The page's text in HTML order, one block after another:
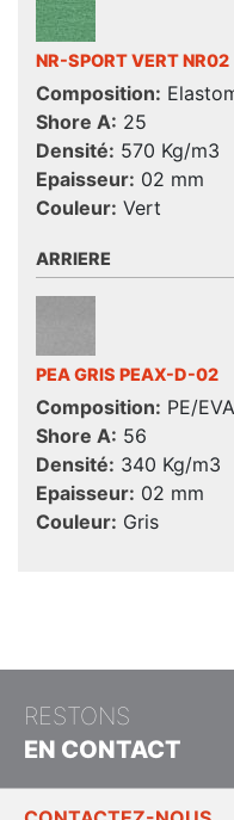
NR-SPORT VERT NR02
Composition:
Shore A: 25
Densité: 570 Kg/m3
Epaisseur: 02 mm
Couleur: Vert
ARRIERE
PEA GRIS PEAX-D-02
Composition: PE/EVA
Shore A: 56
Densité: 340 Kg/m3
Epaisseur: 02 mm
Couleur: Gris
RESTONS
EN CONTACT